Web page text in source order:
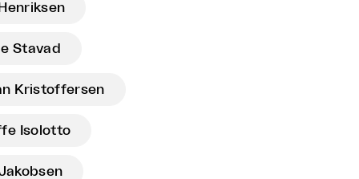
Stavad
Kristoffersen
Isolotto